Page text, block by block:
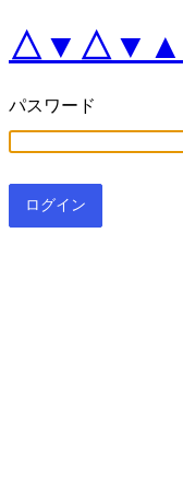
△▼△▼▲
パスワード